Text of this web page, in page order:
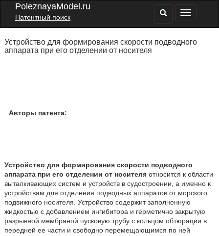
PoleznayaModel.ru
Патентный поиск
Устройство для формирования скорости подводного
аппарата при его отделении от носителя
Авторы патента:
Устройство для формирования скорости подводного
аппарата при его отделении от носителяотносится к области
выталкивающих систем и устройств в судостроении, а именно к
устройствам для отделения подводных аппаратов от морского
подвижного носителя. Устройство содержит заполненную
жидкостью с добавлением ингибитора и герметично закрытую
разрывной мембраной пусковую трубу с кольцом обтюрации в
передней ее части и свободно перемещающимся по ней